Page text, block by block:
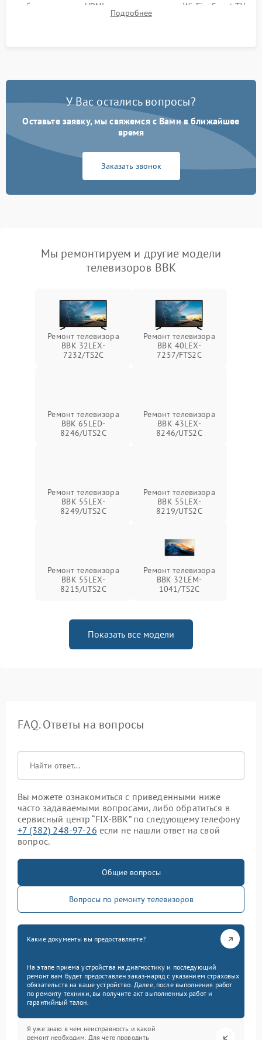
работы разъемов HDMI, динамиков, модуля Wi-Fi и Smart TV
в рабочем режиме в течение нескольких часов.
Подробнее
У Вас остались вопросы?
Оставьте заявку, мы свяжемся с Вами в ближайшее
время
Заказать звонок
Мы ремонтируем и другие модели
телевизоров BBK
Ремонт телевизора
BBK 32LEX-
7232/TS2C
Ремонт телевизора
BBK 40LEX-
7257/FTS2C
Ремонт телевизора
BBK 65LED-
8246/UTS2C
Ремонт телевизора
BBK 43LEX-
8246/UTS2C
Ремонт телевизора
BBK 55LEX-
8249/UTS2C
Ремонт телевизора
BBK 55LEX-
8219/UTS2C
Ремонт телевизора
BBK 55LEX-
8215/UTS2C
Ремонт телевизора
BBK 32LEM-
1041/TS2C
Показать все модели
FAQ. Ответы на вопросы
Вы можете ознакомиться с приведенными ниже
часто задаваемыми вопросами, либо обратиться в
сервисный центр “FIX-BBK” по следующему телефону
+7 (382) 248-97-26 если не нашли ответ на свой
вопрос.
Общие вопросы
Вопросы по ремонту телевизоров
Какие документы вы предоставляете?
На этапе приема устройства на диагностику и последующий
ремонт вам будет предоставлен заказ-наряд с указанием страховых
обязательств на ваше устройство. Далее, после выполнения работ
по ремонту техники, вы получите акт выполненных работ и
гарантийный талон.
Я уже знаю в чем неисправность и какой
ремонт необходим. Для чего проводить